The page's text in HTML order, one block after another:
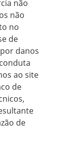
não
não
no
de
danos
ao site
de
de